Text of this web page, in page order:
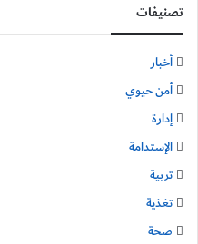
تصنيفات
أخبار
أمن حيوي
إدارة
الإستدامة
تربية
تغذية
صحة